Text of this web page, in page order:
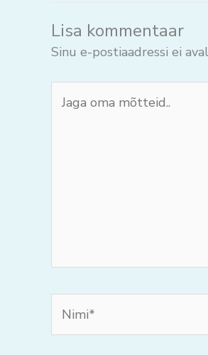
Lisa kommentaar
Sinu e-postiaadressi ei
oma